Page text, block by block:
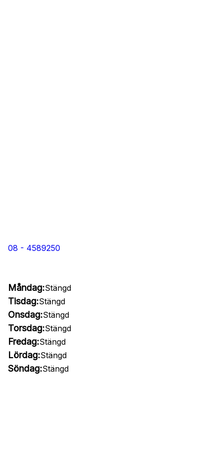
08 - 4589250
Måndag:Stängd
Tisdag:Stängd
Onsdag:Stängd
Torsdag:Stängd
Fredag:Stängd
Lördag:Stängd
Söndag:Stängd